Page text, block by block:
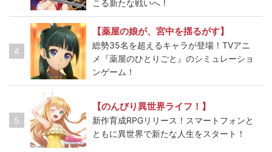
こる新たな戦いへ！
4
【薬屋の娘が、宮中を揺るがす】
総勢35名を超えるキャラが登場！TVアニ
メ『薬屋のひとりごと』のシミュレーショ
ンゲーム！
5
【のんびり異世界ライフ！】
新作育成RPGリリース！スマートフォンと
ともに異世界で新たな人生をスタート！